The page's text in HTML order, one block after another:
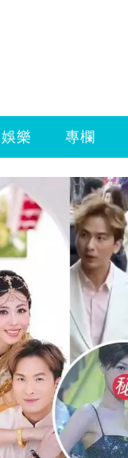
娛樂 專欄